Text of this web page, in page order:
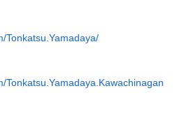
Tonkatsu.Yamadaya/
Tonkatsu.Yamadaya.Kawachinagan